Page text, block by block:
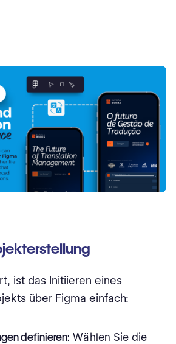
ist das Initiieren eines
über Figma einfach:
definieren: Wählen Sie die